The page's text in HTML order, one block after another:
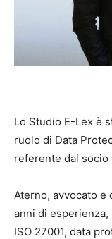
Lo Studio E-Lex è
ruolo di Data
referente dal socio
Aterno, avvocato
anni di
ISO 27001, data